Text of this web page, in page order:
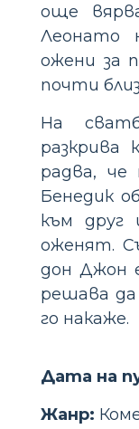
още
Леонато
ожени за
почти
На
разкрива
радва,
Бенедик
към друг
оженят.
дон Джон
решава
го накаже.
Дата на
Жанр: